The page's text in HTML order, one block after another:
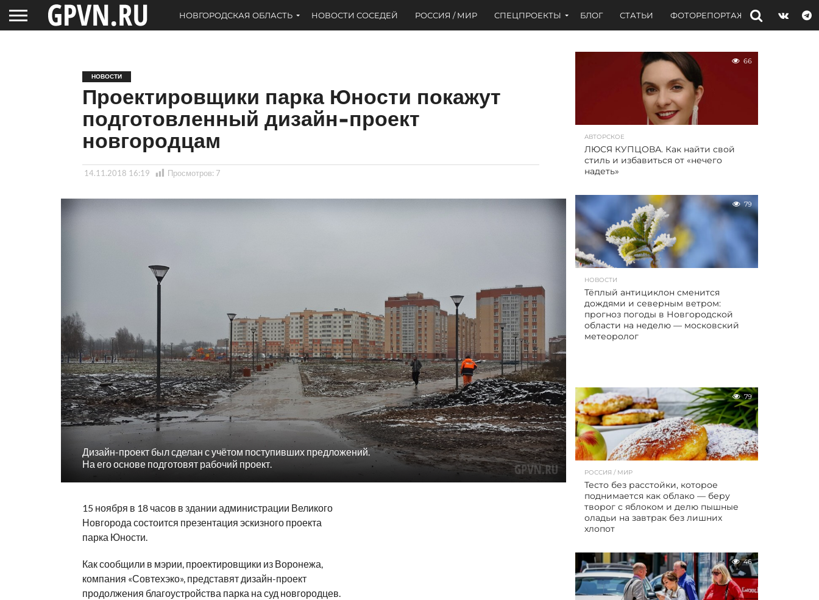
НОВГОРОДСКАЯ ОБЛАСТЬ НОВОСТИ СОСЕДЕЙ РОССИЯ / МИР СПЕЦПРОЕКТЫ БЛОГ СТАТЬИ ФОТОРЕПОРТАЖИ ИНТЕРВЬЮ
НОВОСТИ
Проектировщики парка Юности покажут
подготовленный дизайн-проект
новгородцам
14.11.2018 16:19 Просмотров: 7
Дизайн-проект был сделан с учётом поступивших предложений.
На его основе подготовят рабочий проект.
15 ноября в 18 часов в здании администрации Великого
Новгорода состоится презентация эскизного проекта
парка Юности.
Как сообщили в мэрии, проектировщики из Воронежа,
компания «Совтехэко», представят дизайн-проект
продолжения благоустройства парка на суд новгородцев.
66
АВТОРСКОЕ
ЛЮСЯ КУПЦОВА. Как найти свой
стиль и избавиться от «нечего
надеть»
79
НОВОСТИ
Тёплый антициклон сменится
дождями и северным ветром:
прогноз погоды в Новгородской
области на неделю — московский
метеоролог
79
РОССИЯ / МИР
Тесто без расстойки, которое
поднимается как облако — беру
творог с яблоком и делю пышные
оладьи на завтрак без лишних
хлопот
46